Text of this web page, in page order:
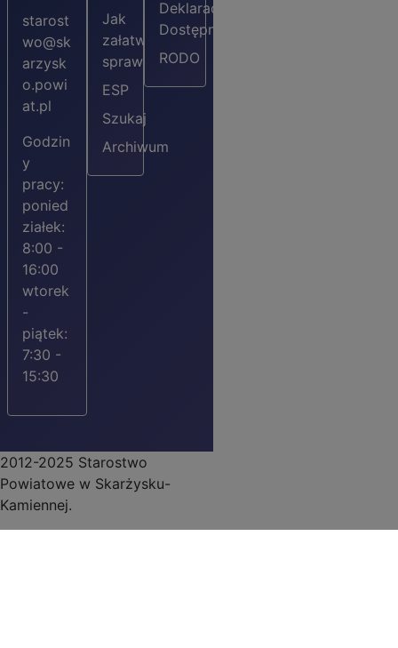
starost
wo@sk
arzysk
o.powi
at.pl
Godzin
y
pracy:
ponied
ziałek:
8:00 -
16:00
wtorek
-
piątek:
7:30 -
15:30
Jak
załatwić
sprawę?
ESP
Szukaj
Archiwum
Deklaracja
Dostępności
RODO
2012-2025 Starostwo
Powiatowe w Skarżysku-
Kamiennej.